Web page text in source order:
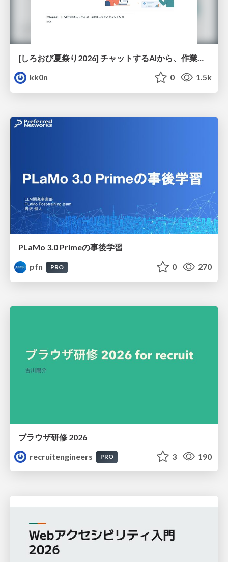
kk0n
0 1.5k
PLaMo 3.0 Primeの事後学習
pfn
PRO 0 270
ブラウザ研修 2026
recruitengineers
PRO 3 190